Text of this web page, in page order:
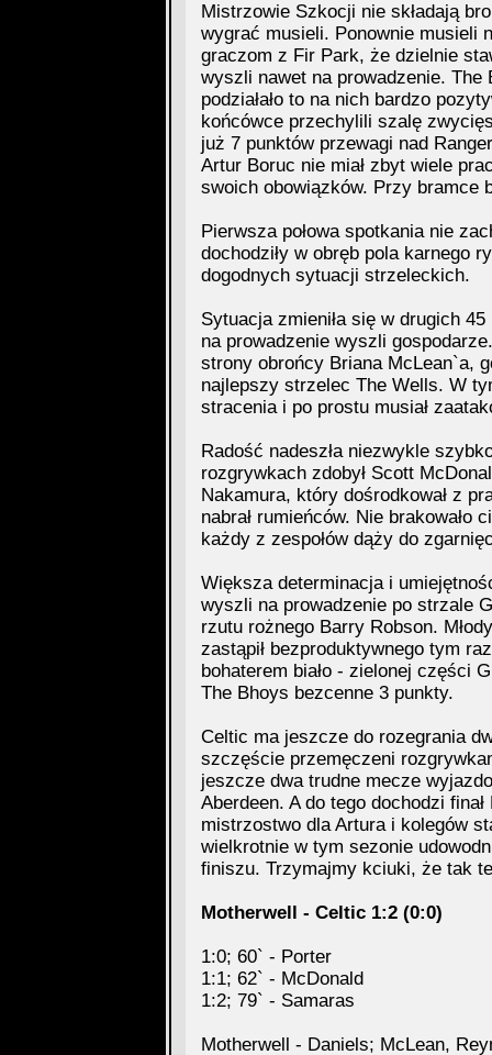
Mistrzowie Szkocji nie składają
wygrać musieli. Ponownie musieli
graczom z Fir Park, że dzielnie
wyszli nawet na prowadzenie.
podziałało to na nich bardzo
końcówce przechylili szalę
już 7 punktów przewagi nad
Artur Boruc nie miał zbyt wiele
swoich obowiązków. Przy bramce
Pierwsza połowa spotkania nie
dochodziły w obręb pola karnego
dogodnych sytuacji strzeleckich.
Sytuacja zmieniła się w drugich
na prowadzenie wyszli
strony obrońcy Briana McLean`a,
najlepszy strzelec The Wells. W
stracenia i po prostu musiał
Radość nadeszła niezwykle
rozgrywkach zdobył Scott
Nakamura, który dośrodkował z
nabrał rumieńców. Nie brakowało
każdy z zespołów dąży do
Większa determinacja i
wyszli na prowadzenie po strzale
rzutu rożnego Barry Robson.
zastąpił bezproduktywnego tym
bohaterem biało - zielonej części
The Bhoys bezcenne 3 punkty.
Celtic ma jeszcze do rozegrania
szczęście przemęczeni
jeszcze dwa trudne mecze
Aberdeen. A do tego dochodzi
mistrzostwo dla Artura i kolegów
wielkrotnie w tym sezonie
finiszu. Trzymajmy kciuki, że tak
Motherwell - Celtic 1:2 (0:0)
1:0; 60` - Porter
1:1; 62` - McDonald
1:2; 79` - Samaras
Motherwell - Daniels; McLean,